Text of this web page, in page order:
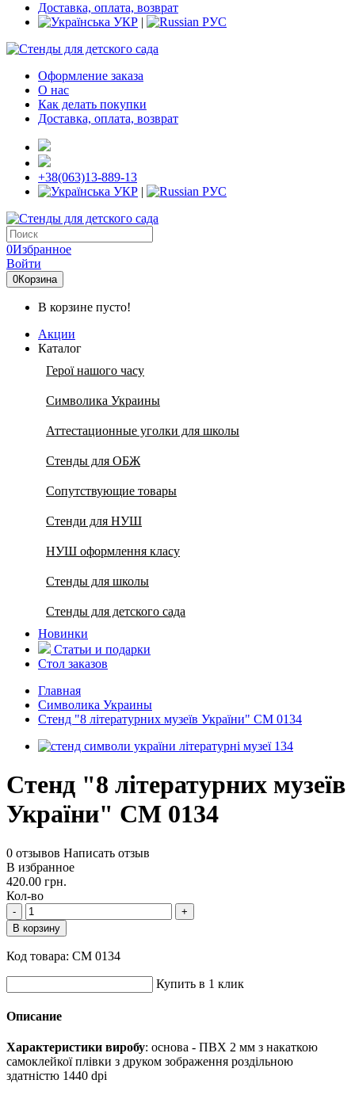
Доставка, оплата, возврат
УКР | РУС
Оформление заказа
О нас
Как делать покупки
Доставка, оплата, возврат
+38(063)13-889-13
УКР | РУС
0Избранное
Войти
0Корзина
В корзине пусто!
Акции
Каталог
Герої нашого часу
Символика Украины
Аттестационные уголки для школы
Стенды для ОБЖ
Сопутствующие товары
Стенди для НУШ
НУШ оформлення класу
Стенды для школы
Стенды для детского сада
Новинки
Статьи и подарки
Стол заказов
Главная
Символика Украины
Стенд "8 літературних музеїв України" СМ 0134
Стенд "8 літературних музеїв
України" СМ 0134
0 отзывов Написать отзыв
В избранное
420.00 грн.
Кол-во
-
+
В корзину
Код товара: СМ 0134
Купить в 1 клик
Описание
Характеристики виробу: основа - ПВХ 2 мм з накаткою
самоклейкої плівки з друком зображення роздільною
здатністю 1440 dpi